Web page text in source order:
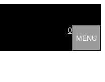
0
MENU